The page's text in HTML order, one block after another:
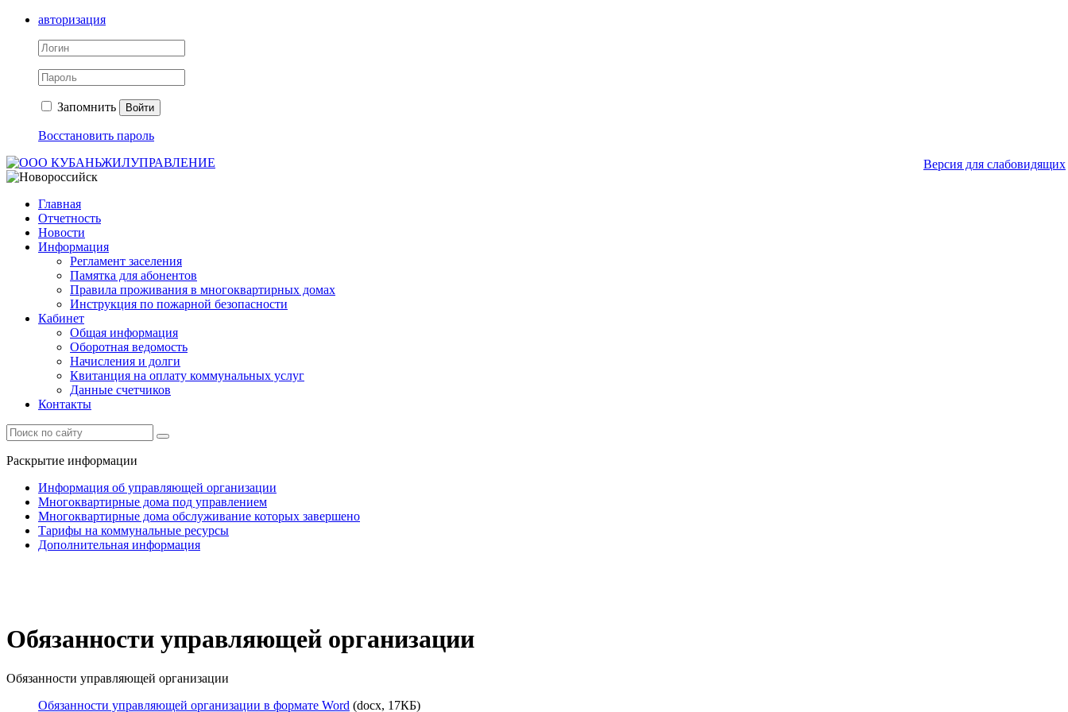
авторизация
Запомнить Войти
Восстановить пароль
Версия для слабовидящих
Главная
Отчетность
Новости
Информация
Регламент заселения
Памятка для абонентов
Правила проживания в многоквартирных домах
Инструкция по пожарной безопасности
Кабинет
Общая информация
Оборотная ведомость
Начисления и долги
Квитанция на оплату коммунальных услуг
Данные счетчиков
Контакты
Раскрытие информации
Информация об управляющей организации
Многоквартирные дома под управлением
Многоквартирные дома обслуживание которых завершено
Тарифы на коммунальные ресурсы
Дополнительная информация
Обязанности управляющей организации
Обязанности управляющей организации
Обязанности управляющей организации в формате Word (docx, 17КБ)